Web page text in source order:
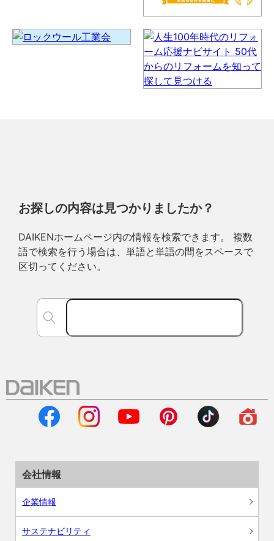
お探しの内容は見つかりましたか？
DAIKENホームページ内の情報を検索できます。 複数
語で検索を行う場合は、単語と単語の間をスペースで
区切ってください。
会社情報
企業情報
サステナビリティ